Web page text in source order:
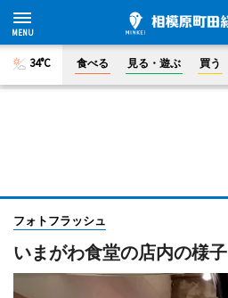
34°C 食べる 見る・遊ぶ 買う
フォトフラッシュ
いまがわ食堂の店内の様子